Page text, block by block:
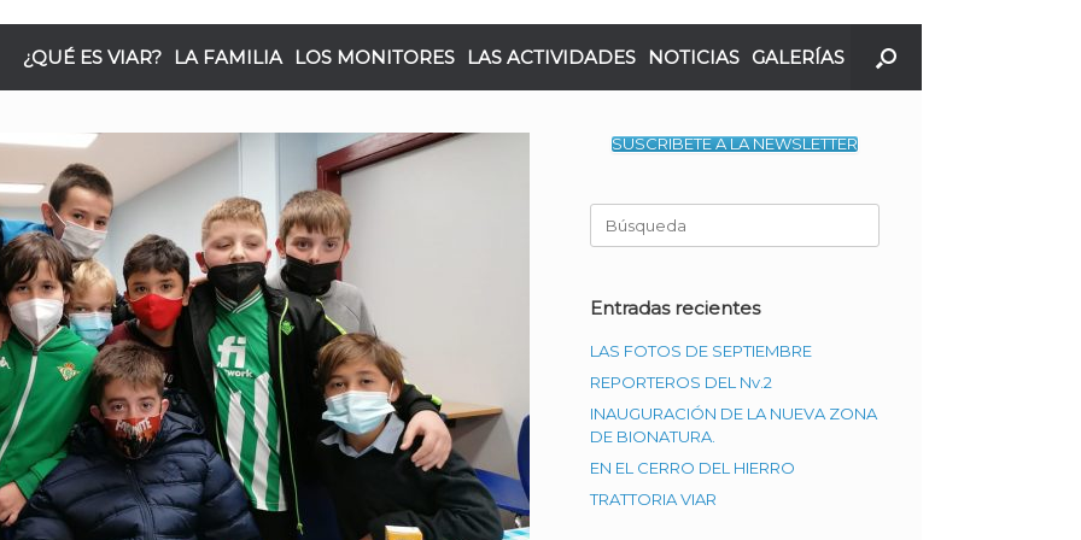
¿QUÉ ES VIAR? LA FAMILIA LOS MONITORES LAS ACTIVIDADES NOTICIAS GALERÍAS
SUSCRIBETE A LA NEWSLETTER
Entradas recientes
LAS FOTOS DE SEPTIEMBRE
REPORTEROS DEL Nv.2
INAUGURACIÓN DE LA NUEVA ZONA
DE BIONATURA.
EN EL CERRO DEL HIERRO
TRATTORIA VIAR